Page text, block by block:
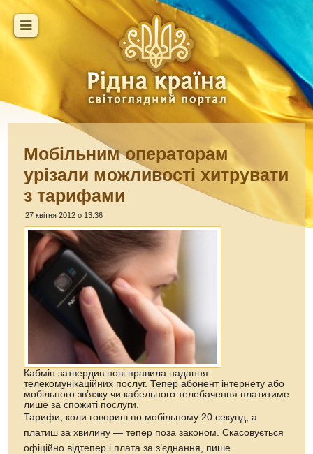
Мобільним операторам
урізали можливості хитрувати
з тарифами
27 квітня 2012 о 13:36
Кабмін затвердив нові правила надання
телекомунікаційних послуг. Тепер абонент інтернету або
мобільного зв’язку чи кабельного телебачення платитиме
лише за спожиті послуги.
Тарифи, коли говориш по мобільному 20 секунд, а
платиш за хвилину — тепер поза законом. Скасовується
офіційно відтепер і плата за з’єднання, пише